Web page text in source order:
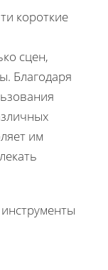
короткие
сцен,
Благодаря
им